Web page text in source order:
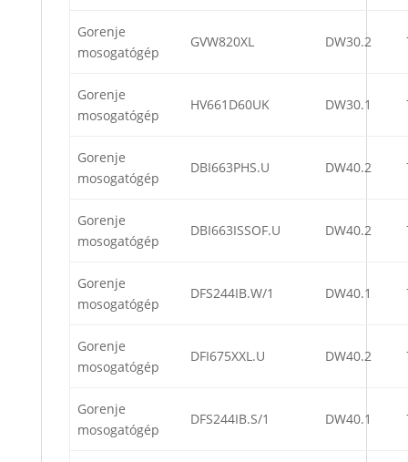
Gorenje
mosogatógép
GVW820XL DW30.2
Gorenje
mosogatógép
HV661D60UK DW30.1
Gorenje
mosogatógép
DBI663PHS.U DW40.2
Gorenje
mosogatógép
DBI663ISSOF.U DW40.2
Gorenje
mosogatógép
DFS244IB.W/1 DW40.1
Gorenje
mosogatógép
DFI675XXL.U DW40.2
Gorenje
mosogatógép
DFS244IB.S/1 DW40.1